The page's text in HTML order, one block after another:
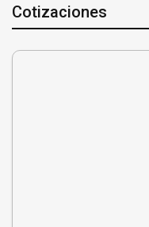
Cotizaciones